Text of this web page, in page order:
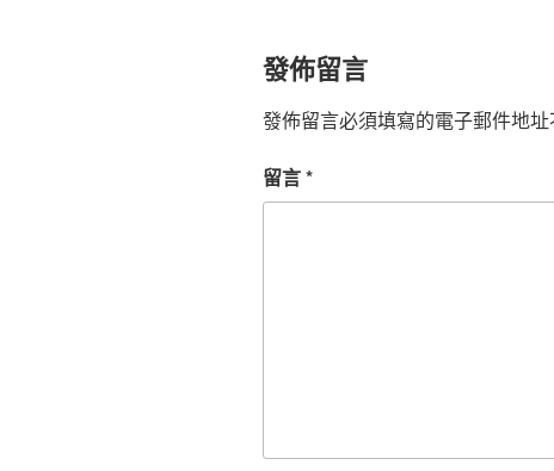
發佈留言
發佈留言必須填寫的電子郵件地址
留言*